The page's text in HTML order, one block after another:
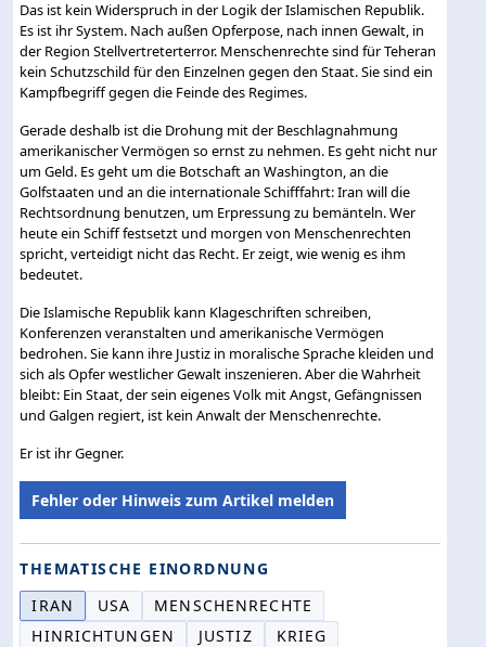
Das ist kein Widerspruch in der Logik der Islamischen Republik.
Es ist ihr System. Nach außen Opferpose, nach innen Gewalt, in
der Region Stellvertreterterror. Menschenrechte sind für Teheran
kein Schutzschild für den Einzelnen gegen den Staat. Sie sind ein
Kampfbegriff gegen die Feinde des Regimes.
Gerade deshalb ist die Drohung mit der Beschlagnahmung
amerikanischer Vermögen so ernst zu nehmen. Es geht nicht nur
um Geld. Es geht um die Botschaft an Washington, an die
Golfstaaten und an die internationale Schifffahrt: Iran will die
Rechtsordnung benutzen, um Erpressung zu bemänteln. Wer
heute ein Schiff festsetzt und morgen von Menschenrechten
spricht, verteidigt nicht das Recht. Er zeigt, wie wenig es ihm
bedeutet.
Die Islamische Republik kann Klageschriften schreiben,
Konferenzen veranstalten und amerikanische Vermögen
bedrohen. Sie kann ihre Justiz in moralische Sprache kleiden und
sich als Opfer westlicher Gewalt inszenieren. Aber die Wahrheit
bleibt: Ein Staat, der sein eigenes Volk mit Angst, Gefängnissen
und Galgen regiert, ist kein Anwalt der Menschenrechte.
Er ist ihr Gegner.
Fehler oder Hinweis zum Artikel melden
THEMATISCHE EINORDNUNG
IRAN
USA
MENSCHENRECHTE
HINRICHTUNGEN
JUSTIZ KRIEG